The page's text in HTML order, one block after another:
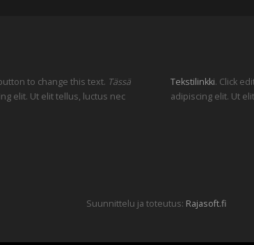
to change this text. Tässä
elit. Ut elit tellus, luctus nec
Tekstilinkki. Click
adipiscing elit. Ut
Suunnittelu ja toteutus: Rajasoft.fi